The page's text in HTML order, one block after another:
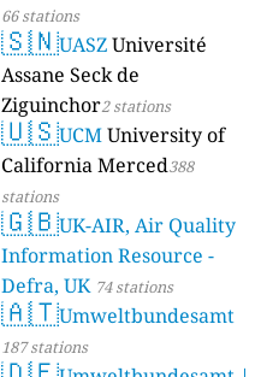
66 stations
🇸🇳UASZUniversité
Assane Seck de
Ziguinchor2 stations
🇺🇸UCMUniversity of
California Merced388
stations
🇬🇧UK-AIR, Air Quality
Information Resource -
Defra, UK 74 stations
🇦🇹Umweltbundesamt
187 stations